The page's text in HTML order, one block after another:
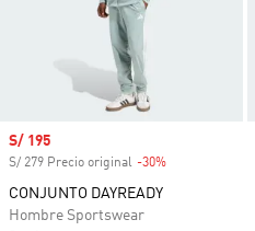
Precio de venta
S/ 195
S/ 279 Precio original -30%
CONJUNTO DAYREADY
Hombre Sportswear